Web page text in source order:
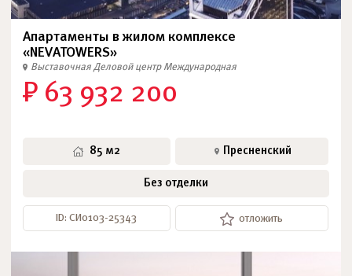
Апартаменты в жилом комплексе
«NEVATOWERS»
Выставочная Деловой центр Международная
₽ 63 932 200
85 м2 Пресненский
Без отделки
ID: СИ0103-25343 отложить